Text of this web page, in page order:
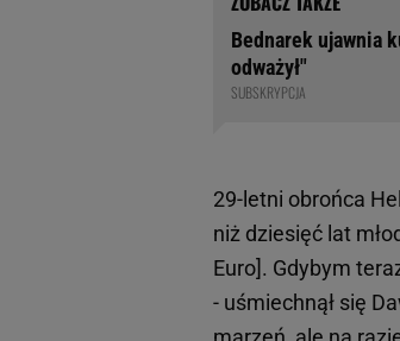
Bednarek ujawnia
odważył"
SUBSKRYPCJA
29-letni obrońca
niż dziesięć lat
Euro]. Gdybym
- uśmiechnął się